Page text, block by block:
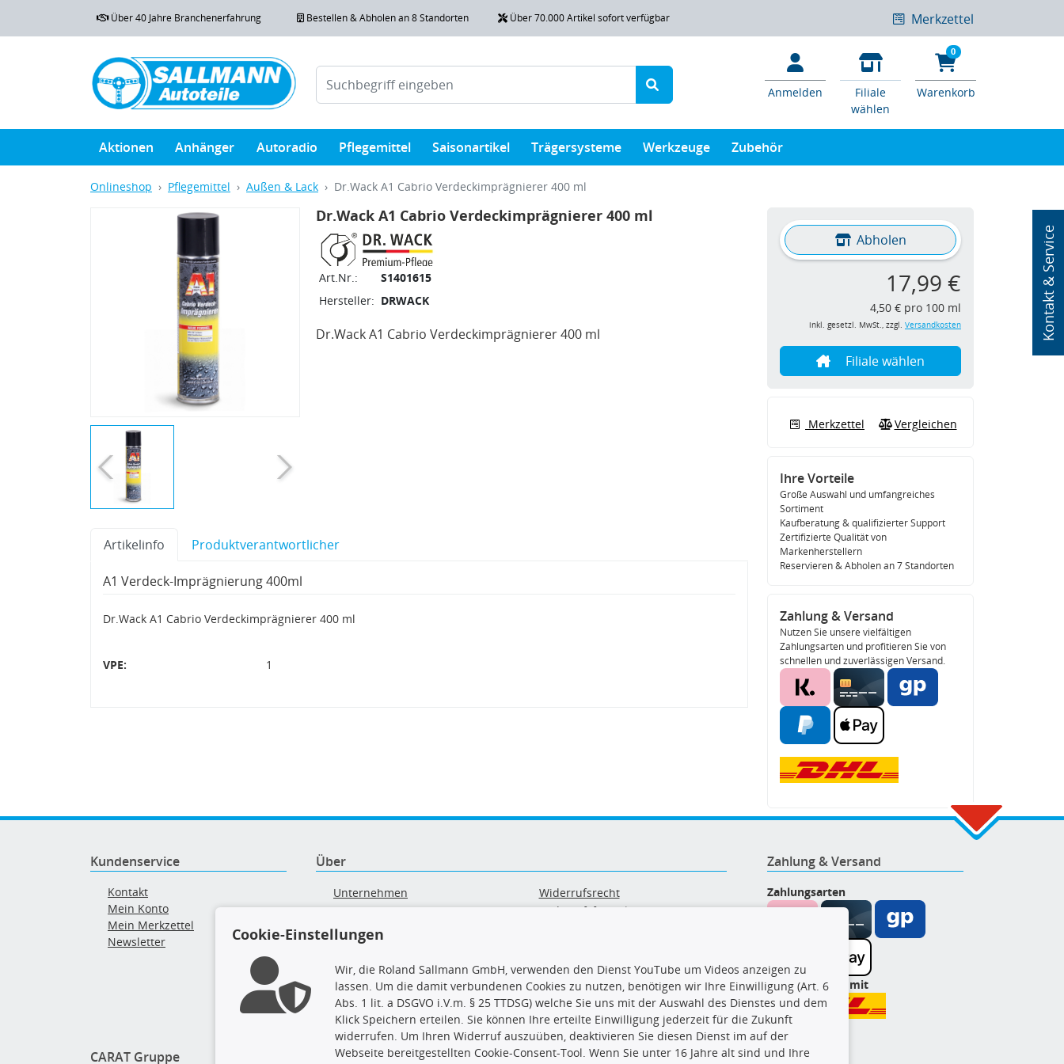
Kontakt & Service
Über 40 Jahre Branchenerfahrung Bestellen & Abholen an 8 Standorten Über 70.000 Artikel sofort verfügbar Merkzettel
Anmelden
Filiale
wählen
0
Warenkorb
Aktionen Anhänger Autoradio Pflegemittel Saisonartikel Trägersysteme Werkzeuge Zubehör
Onlineshop Pflegemittel Außen & Lack Dr.Wack A1 Cabrio Verdeckimprägnierer 400 ml
Dr.Wack A1 Cabrio Verdeckimprägnierer 400 ml
Art.Nr.:
S1401615
Hersteller: DRWACK
Dr.Wack A1 Cabrio Verdeckimprägnierer 400 ml
Artikelinfo Produktverantwortlicher
A1 Verdeck-Imprägnierung 400ml
Dr.Wack A1 Cabrio Verdeckimprägnierer 400 ml
VPE: 1
Abholen
17,99 €
4,50 € pro 100 ml
inkl. gesetzl. MwSt., zzgl. Versandkosten
Filiale wählen
Merkzettel Vergleichen
Ihre Vorteile
Große Auswahl und umfangreiches
Sortiment
Kaufberatung & qualifizierter Support
Zertifizierte Qualität von
Markenherstellern
Reservieren & Abholen an 7 Standorten
Zahlung & Versand
Nutzen Sie unsere vielfältigen
Zahlungsarten und profitieren Sie von
schnellen und zuverlässigen Versand.
Kundenservice
Kontakt
Mein Konto
Mein Merkzettel
Newsletter
Über
Unternehmen
AGB
Versand & Zahlung
Altgeräte-/ Batterieentsorgung
Widerrufsrecht
Widerrufsformular
Barrierefreiheitserklärung
Zahlung & Versand
Zahlungsarten
Wir versenden mit
CARAT Gruppe Folge uns TecDoc Inside
Cookie-Einstellungen
Wir, die Roland Sallmann GmbH, verwenden den Dienst YouTube um Videos anzeigen zu
lassen. Um die damit verbundenen Cookies zu nutzen, benötigen wir Ihre Einwilligung (Art. 6
Abs. 1 lit. a DSGVO i.V.m. § 25 TTDSG) welche Sie uns mit der Auswahl des Dienstes und dem
Klick Speichern erteilen. Sie können Ihre erteilte Einwilligung jederzeit für die Zukunft
widerrufen. Um Ihren Widerruf auszuüben, deaktivieren Sie diesen Dienst im auf der
Webseite bereitgestellten Cookie-Consent-Tool. Wenn Sie unter 16 Jahre alt sind und Ihre